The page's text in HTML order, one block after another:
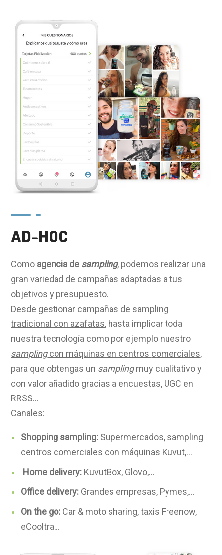
AD-HOC
Como agencia de sampling, podemos realizar una
gran variedad de campañas adaptadas a tus
objetivos y presupuesto.
Desde gestionar campañas de sampling
tradicional con azafatas, hasta implicar toda
nuestra tecnología como por ejemplo nuestro
samplingcon máquinas en centros comerciales,
para que obtengas un samplingmuy cualitativo y
con valor añadido gracias a encuestas, UGC en
RRSS…
Canales:
Shopping sampling: Supermercados, sampling
centros comerciales con máquinas Kuvut,…
Home delivery: KuvutBox, Glovo,…
Office delivery: Grandes empresas, Pymes,…
On the go: Car & moto sharing, taxis Freenow,
eCooltra…